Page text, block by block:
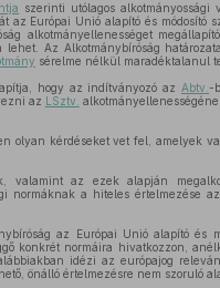
szerinti utólagos
Európai Unió alapító és módosító
alkotmányellenességet
lehet. Az Alkotmánybíróság
sérelme nélkül maradéktalanul
hogy az indítványozó az Abtv. -
az LSztv.
olyan kérdéseket vet fel, amelyek
valamint az ezek alapján
a hiteles értelmezése
az Európai Unió alapító és
konkrét normáira hivatkozzon,
idézi az európajog
önálló értelmezésre nem szoruló